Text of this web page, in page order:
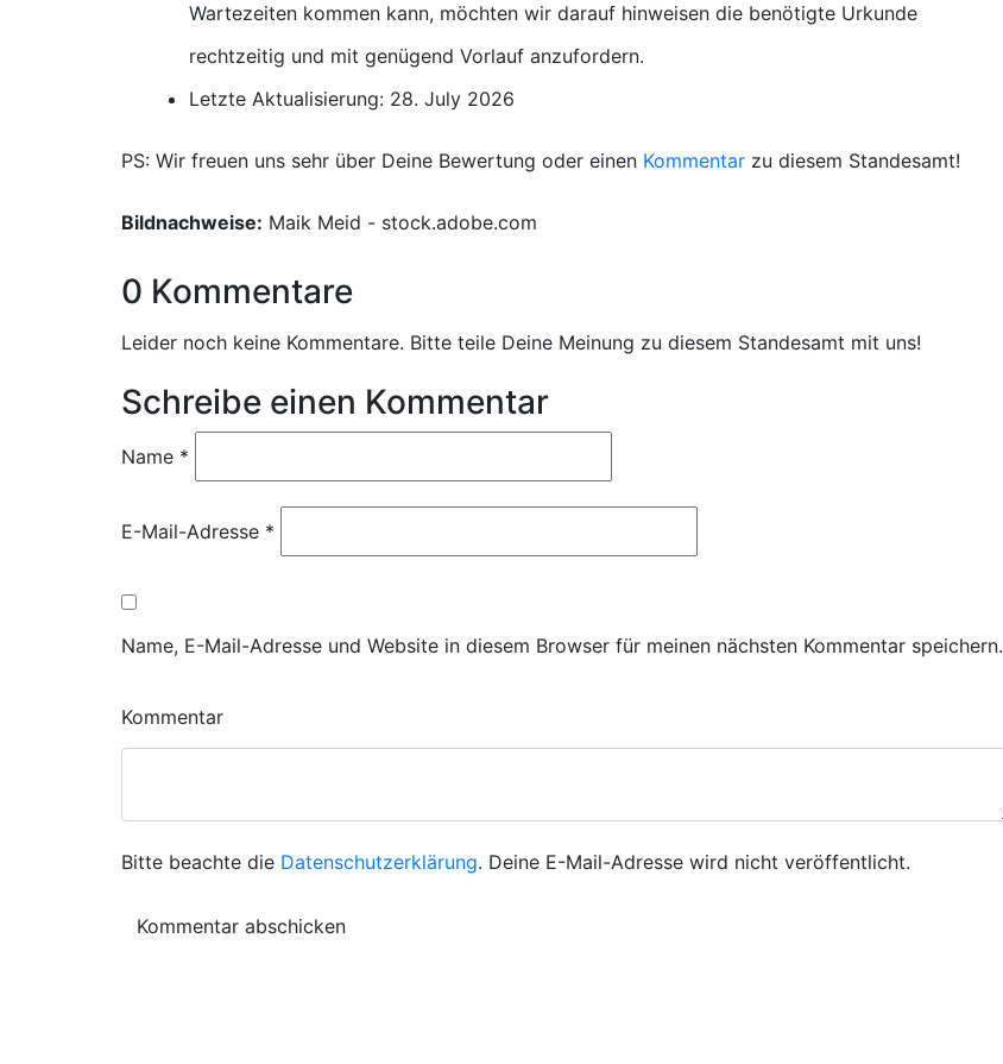
Wartezeiten kommen kann, möchten wir darauf hinweisen die benötigte Urkunde
rechtzeitig und mit genügend Vorlauf anzufordern.
Letzte Aktualisierung: 28. July 2026
PS: Wir freuen uns sehr über Deine Bewertung oder einen Kommentar zu diesem Standesamt!
Bildnachweise: Maik Meid - stock.adobe.com
0 Kommentare
Leider noch keine Kommentare. Bitte teile Deine Meinung zu diesem Standesamt mit uns!
Schreibe einen Kommentar
Name *
E-Mail-Adresse *
Name, E-Mail-Adresse und Website in diesem Browser für meinen nächsten Kommentar speichern.
Kommentar
Bitte beachte die Datenschutzerklärung. Deine E-Mail-Adresse wird nicht veröffentlicht.